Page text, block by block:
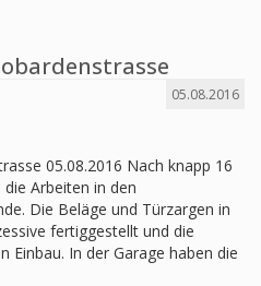
05.08.2016
05.08.2016 Nach knapp 16
Arbeiten in den
Die Beläge und Türzargen in
fertiggestellt und die
Einbau. In der Garage haben die